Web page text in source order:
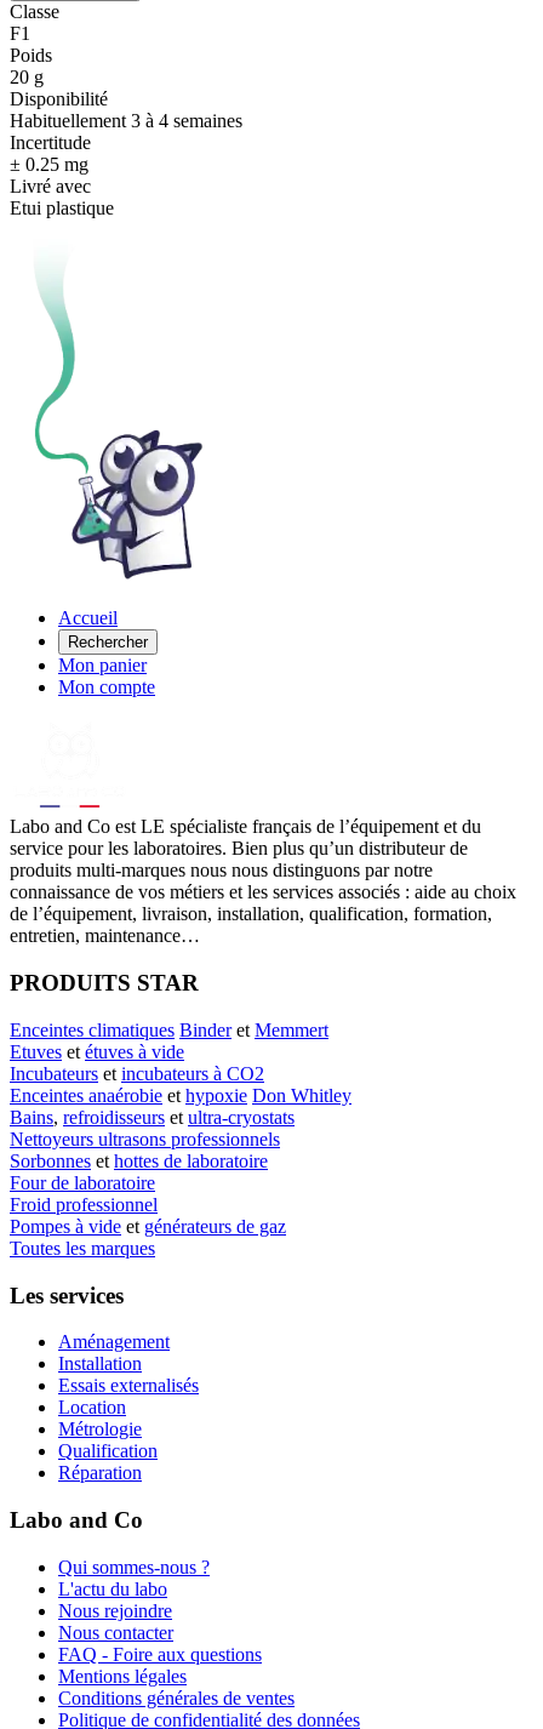
Classe
F1
Poids
20 g
Disponibilité
Habituellement 3 à 4 semaines
Incertitude
± 0.25 mg
Livré avec
Etui plastique
Accueil
Rechercher
Mon panier
Mon compte
Labo and Co est LE spécialiste français de l’équipement et du
service pour les laboratoires. Bien plus qu’un distributeur de
produits multi-marques nous nous distinguons par notre
connaissance de vos métiers et les services associés : aide au choix
de l’équipement, livraison, installation, qualification, formation,
entretien, maintenance…
PRODUITS STAR
Enceintes climatiques Binderet Memmert
Etuves et étuves à vide
Incubateurs et incubateurs à CO2
Enceintes anaérobie et hypoxie Don Whitley
Bains, refroidisseurs et ultra-cryostats
Nettoyeurs ultrasons professionnels
Sorbonnes et hottes de laboratoire
Four de laboratoire
Froid professionnel
Pompes à vide et générateurs de gaz
Toutes les marques
Les services
Aménagement
Installation
Essais externalisés
Location
Métrologie
Qualification
Réparation
Labo and Co
Qui sommes-nous ?
L'actu du labo
Nous rejoindre
Nous contacter
FAQ - Foire aux questions
Mentions légales
Conditions générales de ventes
Politique de confidentialité des données